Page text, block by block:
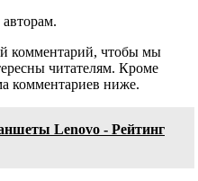
комментарий, чтобы мы
читателям. Кроме
комментариев ниже.
Lenovo - Рейтинг